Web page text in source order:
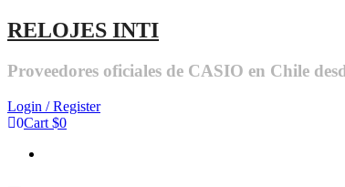
RELOJES INTI
Proveedores oficiales de CASIO en Chile
Login / Register
0Cart $0